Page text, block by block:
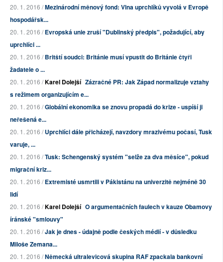
20. 1. 2016 /Mezinárodní měnový fond: Vlna uprchlíků vyvolá v Evropě
hospodářsk...
20. 1. 2016 /Evropská unie zruší "Dublinský předpis", požadující, aby
uprchlíci ...
20. 1. 2016 /Britští soudci: Británie musí vpustit do Británie čtyři
žadatele o ...
20. 1. 2016 /Karel Dolejší Zázračné PR: Jak Západ normalizuje vztahy
s režimem organizujícím e...
20. 1. 2016 /Globální ekonomika se znovu propadá do krize - uspíší ji
neřešená e...
20. 1. 2016 /Uprchlíci dále přicházejí, navzdory mrazivému počasí, Tusk
varuje, ...
20. 1. 2016 /Tusk: Schengenský systém "selže za dva měsíce", pokud
migrační kriz...
20. 1. 2016 /Extremisté usmrtili v Pákistánu na univerzitě nejméně 30
lidí
20. 1. 2016 /Karel Dolejší O argumentačních faulech v kauze Obamovy
íránské "smlouvy"
20. 1. 2016 /Jak je dnes - údajně podle českých médií - v důsledku
Miloše Zemana...
20. 1. 2016 /Německá ultralevicová skupina RAF zpackala bankovní